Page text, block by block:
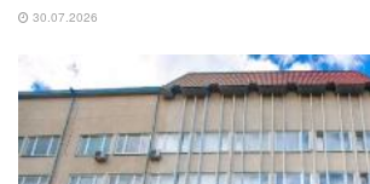
30.07.2026